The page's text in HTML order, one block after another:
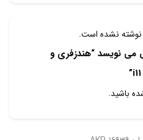
نشده است.
می نویسد “هندزفری و
باشید.